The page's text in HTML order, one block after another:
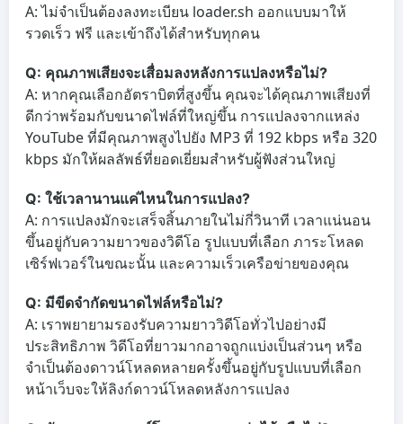
A: ไม่จำเป็นต้องลงทะเบียน loader.sh ออกแบบมาให้
รวดเร็ว ฟรี และเข้าถึงได้สำหรับทุกคน
Q: คุณภาพเสียงจะเสื่อมลงหลังการแปลงหรือไม่?
A: หากคุณเลือกอัตราบิตที่สูงขึ้น คุณจะได้คุณภาพเสียงที่
ดีกว่าพร้อมกับขนาดไฟล์ที่ใหญ่ขึ้น การแปลงจากแหล่ง
YouTube ที่มีคุณภาพสูงไปยัง MP3 ที่ 192 kbps หรือ 320
kbps มักให้ผลลัพธ์ที่ยอดเยี่ยมสำหรับผู้ฟังส่วนใหญ่
Q: ใช้เวลานานแค่ไหนในการแปลง?
A: การแปลงมักจะเสร็จสิ้นภายในไม่กี่วินาที เวลาแน่นอน
ขึ้นอยู่กับความยาวของวิดีโอ รูปแบบที่เลือก ภาระโหลด
เซิร์ฟเวอร์ในขณะนั้น และความเร็วเครือข่ายของคุณ
Q: มีขีดจำกัดขนาดไฟล์หรือไม่?
A: เราพยายามรองรับความยาววิดีโอทั่วไปอย่างมี
ประสิทธิภาพ วิดีโอที่ยาวมากอาจถูกแบ่งเป็นส่วนๆ หรือ
จำเป็นต้องดาวน์โหลดหลายครั้งขึ้นอยู่กับรูปแบบที่เลือก
หน้าเว็บจะให้ลิงก์ดาวน์โหลดหลังการแปลง